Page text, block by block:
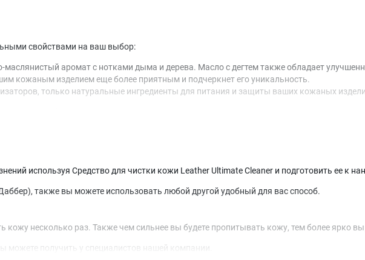
свойствами на ваш выбор:
маслянистый аромат с нотками дыма и дерева. Масло с дегтем также обладает
кожаным изделием еще более приятным и подчеркнет его уникальность.
только натуральные ингредиенты для питания и защиты ваших кожаных
используя Средство для чистки кожи Leather Ultimate Cleaner и подготовить ее к
также вы можете использовать любой другой удобный для вас способ.
кожу несколько раз. Также чем сильнее вы будете пропитывать кожу, тем более ярко
можете получить у специалистов нашей компании.